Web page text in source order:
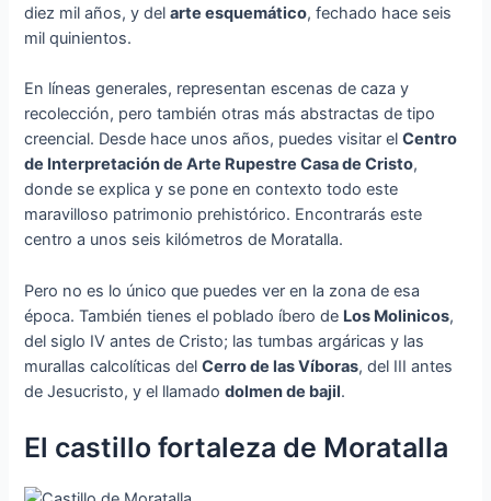
diez mil años, y delarte esquemático, fechado hace seis
mil quinientos.
En líneas generales, representan escenas de caza y
recolección, pero también otras más abstractas de tipo
creencial. Desde hace unos años, puedes visitar elCentro
de Interpretación de Arte Rupestre Casa de Cristo,
donde se explica y se pone en contexto todo este
maravilloso patrimonio prehistórico. Encontrarás este
centro a unos seis kilómetros de Moratalla.
Pero no es lo único que puedes ver en la zona de esa
época. También tienes el poblado íbero de Los Molinicos,
del siglo IV antes de Cristo; las tumbas argáricas y las
murallas calcolíticas delCerro de las Víboras, del III antes
de Jesucristo, y el llamadodolmen de bajil.
El castillo fortaleza de Moratalla